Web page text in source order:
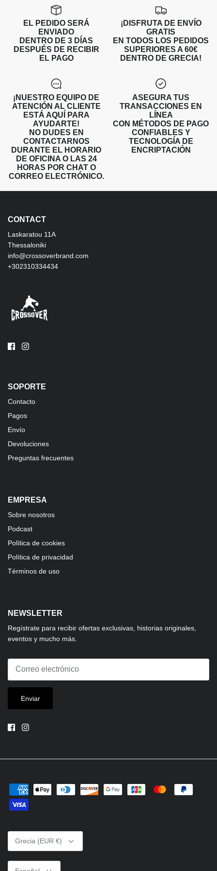
SUBLIMATED SHORTS
EL PEDIDO SERÁ
ENVIADO
DENTRO DE 3 DÍAS
DESPUÉS DE RECIBIR
EL PAGO
¡DISFRUTA DE ENVÍO
GRATIS
EN TODOS LOS PEDIDOS
SUPERIORES A 60€
DENTRO DE GRECIA!
¡NUESTRO EQUIPO DE
ATENCIÓN AL CLIENTE
ESTÁ AQUÍ PARA
AYUDARTE!
NO DUDES EN
CONTACTARNOS
DURANTE EL HORARIO
DE OFICINA O LAS 24
HORAS POR CHAT O
CORREO ELECTRÓNICO.
ASEGURA TUS
TRANSACCIONES EN
LÍNEA
CON MÉTODOS DE PAGO
CONFIABLES Y
TECNOLOGÍA DE
ENCRIPTACIÓN
CONTACT
Laskaratou 11Α
Thessaloniki
info@crossoverbrand.com
+302310334434
SOPORTE
Contacto
Pagos
Envío
Devoluciones
Preguntas frecuentes
EMPRESA
Sobre nosotros
Podcast
Política de cookies
Política de privacidad
Términos de uso
NEWSLETTER
Regístrate para recibir ofertas exclusivas, historias originales,
eventos y mucho más.
Enviar
Moneda
Grecia (EUR €)
Idioma